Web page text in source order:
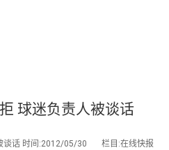
球迷负责人被谈话
谈话 时间:2012/05/30 栏目:在线快报